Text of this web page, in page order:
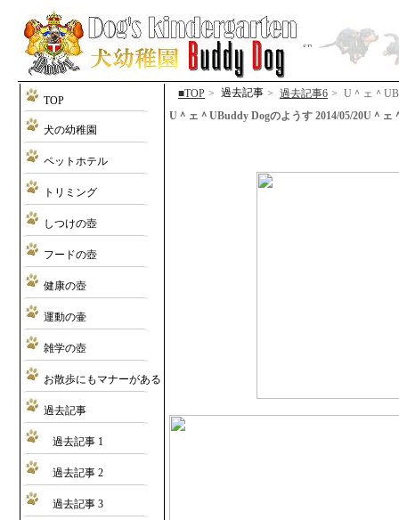
TOP
犬の幼稚園
ペットホテル
トリミング
しつけの壺
フードの壺
健康の壺
運動の壷
雑学の壺
お散歩にもマナーがある
過去記事
過去記事 1
過去記事 2
過去記事 3
■TOP > 過去記事 > 過去記事6 > U＾ェ＾
U＾ェ＾UBuddy Dogのようす 2014/05/20U＾ェ